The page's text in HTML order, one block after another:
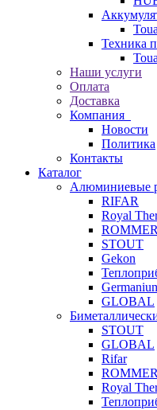
Toua
Техника
Toua
Наши услуги
Оплата
Доставка
Компания
Новости
Политика
Контакты
Каталог
Алюминиевые
RIFAR
Royal
ROMMER
STOUT
Gekon
GLOBAL
STOUT
GLOBAL
Rifar
ROMMER
Royal